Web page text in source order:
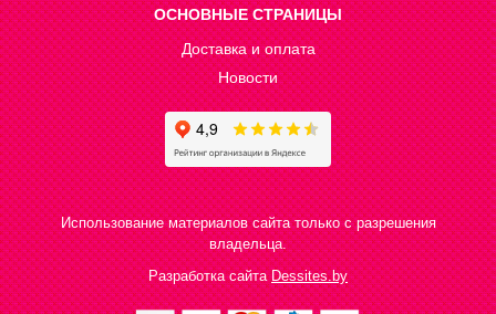
ОСНОВНЫЕ СТРАНИЦЫ
Доставка и оплата
Новости
Использование материалов сайта только с разрешения
владельца.
Разработка сайтаDessites.by